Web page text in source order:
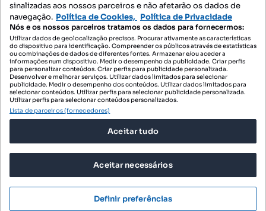
Contacte-nos
SIGA-NOS:
DESCARREGAR NA:
© 2026 Imovirtual.com, OLX Portugal, S.A.
TERMOS DE UTILIZAÇÃO
POLÍTICA DE PRIVACIDADE
sinalizadas aos nossos parceiros e não afetarão os dados de
navegação. Política de Cookies, Política de Privacidade
Nós e os nossos parceiros tratamos os dados para fornecermos:
Utilizar dados de geolocalização precisos. Procurar ativamente as características
do dispositivo para identificação. Compreender os públicos através de estatísticas
ou combinações de dados de diferentes fontes. Armazenar e/ou aceder a
informações num dispositivo. Medir o desempenho da publicidade. Criar perfis
para personalizar conteúdos. Criar perfis para publicidade personalizada.
Desenvolver e melhorar serviços. Utilizar dados limitados para selecionar
publicidade. Medir o desempenho dos conteúdos. Utilizar dados limitados para
selecionar conteúdos. Utilizar perfis para selecionar publicidade personalizada.
Utilizar perfis para selecionar conteúdos personalizados.
Lista de parceiros (fornecedores)
Aceitar tudo
Aceitar necessários
Definir preferências